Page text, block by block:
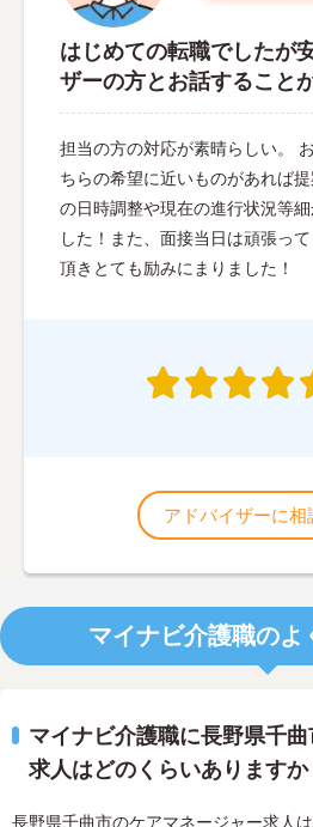
はじめての転職でしたが
ザーの方とお話すること
担当の方の対応が素晴らしい。
ちらの希望に近いものがあれば
の日時調整や現在の進行状況等
した！また、面接当日は頑張っ
頂きとても励みにまりました！
アドバイザーに相
マイナビ介護職のよ
マイナビ介護職に長野県千
求人はどのくらいありますか
長野県千曲市のケアマネージャー求人